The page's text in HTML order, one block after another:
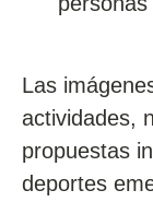
Las
actividades,
propuestas
deportes